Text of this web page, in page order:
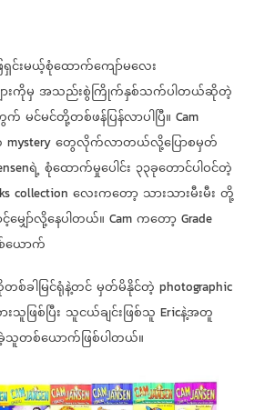
ေရှင်းမယ့်စုံထောက်ကျော်မလေး
ားကိုမှ အသည်းစွဲကြိုက်နှစ်သက်ပါတယ်ဆိုတဲ့
မင်မင်တို့တစ်ဖန်ပြန်လာပါပြီ။ Cam
က် mystery တွေလိုက်လာတယ်လို့ပြောစမှတ်
ရဲ့ စုံထောက်မှုပေါင်း ၃၃ခုတောင်ပါဝင်တဲ့
collection လေးကတော့ သားသားမီးမီး တို့
ော်လို့နေပါတယ်။ Cam ကတော့ Grade
ယောက်
စ်ခါမြင်ရုံနဲ့တင် မှတ်မိနိုင်တဲ့ photographic
သူဖြစ်ပြီး သူငယ်ချင်းဖြစ်သူ Ericနဲ့အတူ
ခဲ့သူတစ်ယောက်ဖြစ်ပါတယ်။